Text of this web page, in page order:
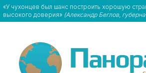
«У чухонцев был шанс построить хорошую
высокого доверия» (Александр Беглов,